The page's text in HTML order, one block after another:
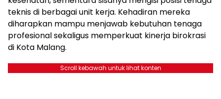
teknis di berbagai unit kerja. Kehadiran mereka
diharapkan mampu menjawab kebutuhan tenaga
profesional sekaligus memperkuat kinerja birokrasi
di Kota Malang.
Scroll kebawah untuk lihat konten